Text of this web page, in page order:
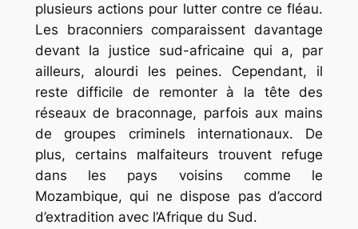
plusieurs actions pour lutter contre ce fléau.
Les braconniers comparaissent davantage
devant la justice sud-africaine qui a, par
ailleurs, alourdi les peines. Cependant, il
reste difficile de remonter à la tête des
réseaux de braconnage, parfois aux mains
de groupes criminels internationaux. De
plus, certains malfaiteurs trouvent refuge
dans les pays voisins comme le
Mozambique, qui ne dispose pas d’accord
d’extradition avec l’Afrique du Sud.